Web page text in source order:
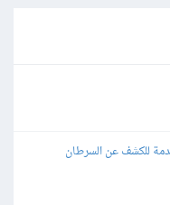
للكشف عن السرطان